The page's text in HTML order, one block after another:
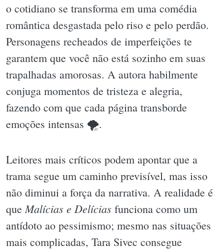
o cotidiano se transforma em uma comédia
romântica desgastada pelo riso e pelo perdão.
Personagens recheados de imperfeições te
garantem que você não está sozinho em suas
trapalhadas amorosas. A autora habilmente
conjuga momentos de tristeza e alegria,
fazendo com que cada página transborde
emoções intensas 🌪.
Leitores mais críticos podem apontar que a
trama segue um caminho previsível, mas isso
não diminui a força da narrativa. A realidade é
queMalícias e Delícias funciona como um
antídoto ao pessimismo; mesmo nas situações
mais complicadas, Tara Sivec consegue